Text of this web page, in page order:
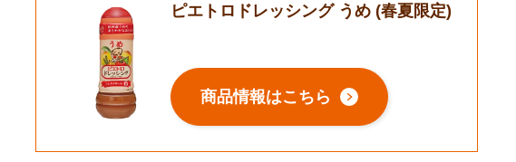
ピエトロドレッシング うめ (春夏限定)
商品情報はこちら